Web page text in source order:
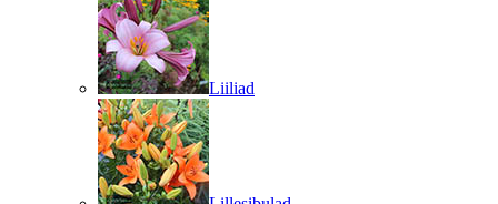
Liiliad